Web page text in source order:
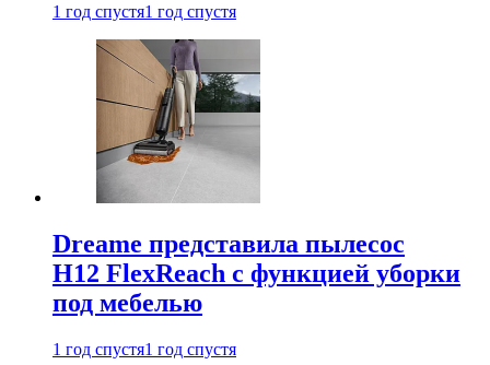
1 год спустя1 год спустя
Dreame представила пылесос
H12 FlexReach с функцией уборки
под мебелью
1 год спустя1 год спустя